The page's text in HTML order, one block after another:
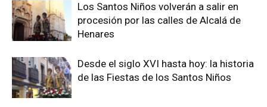
Los Santos Niños volverán a salir en
procesión por las calles de Alcalá de
Henares
Desde el siglo XVI hasta hoy: la historia
de las Fiestas de los Santos Niños